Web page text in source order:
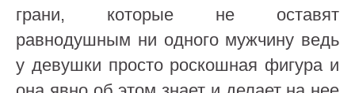
грани, которые не оставят
равнодушным ни одного мужчину ведь
у девушки просто роскошная фигура и